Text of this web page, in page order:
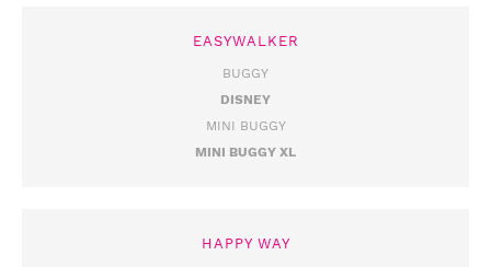
EASYWALKER
BUGGY
DISNEY
MINI BUGGY
MINI BUGGY XL
HAPPY WAY